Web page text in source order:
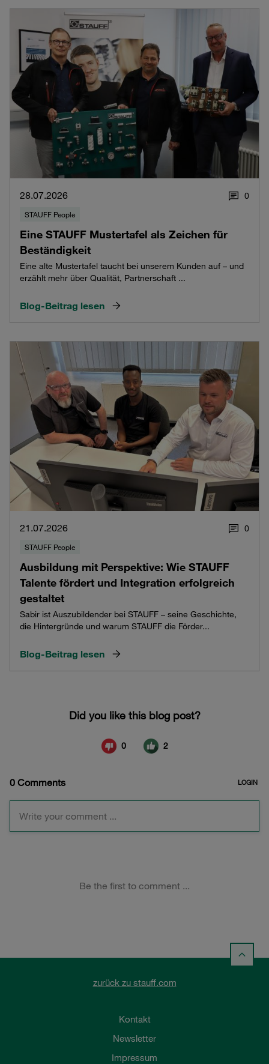
28.07.2026 0
STAUFF People
Eine STAUFF Mustertafel als Zeichen für
Beständigkeit
Eine alte Mustertafel taucht bei unserem Kunden auf – und
erzählt mehr über Qualität, Partnerschaft ...
Blog-Beitrag lesen
21.07.2026 0
STAUFF People
Ausbildung mit Perspektive: Wie STAUFF
Talente fördert und Integration erfolgreich
gestaltet
Sabir ist Auszubildender bei STAUFF – seine Geschichte,
die Hintergründe und warum STAUFF die Förder...
Blog-Beitrag lesen
zurück zu stauff.com
Kontakt
Newsletter
Impressum